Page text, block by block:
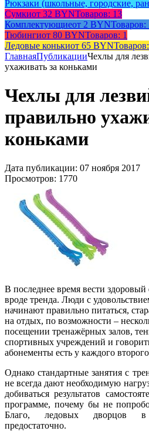
Рюкзаки (школьные, городские,
Сумкиот 32 BYNТоваров: 13
Комплектующиеот 2 BYNТоваров:
Тюбингиот 80 BYNТоваров: 1
Ледовые конькиот 65 BYN
ГлавнаяПубликацииЧехлы для
ухаживать за коньками
Чехлы для
правильно
коньками
Дата публикации: 07 ноября 2017
Просмотров: 1770
В последнее время вести
вроде тренда. Люди с
начинают правильно питаться,
на отдых, по возможности –
посещении тренажёрных залов,
спортивных учреждений и
абонементы есть у каждого
Однако стандартные занятия с
не всегда дают необходимую
добиваться результатов
программе, почему бы не
Благо, ледовых дворцов в
предостаточно.